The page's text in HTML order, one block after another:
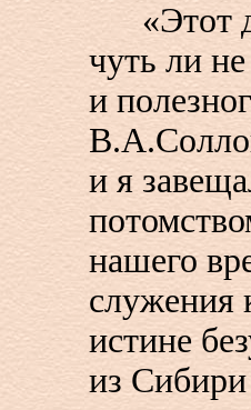
«Этот
чуть ли
и
и я
нашего
служения
истине
из